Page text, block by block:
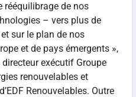
rééquilibrage de nos
– vers plus de
sur le plan de nos
et de pays émergents »,
exécutif Groupe
renouvelables et
Renouvelables. Outre